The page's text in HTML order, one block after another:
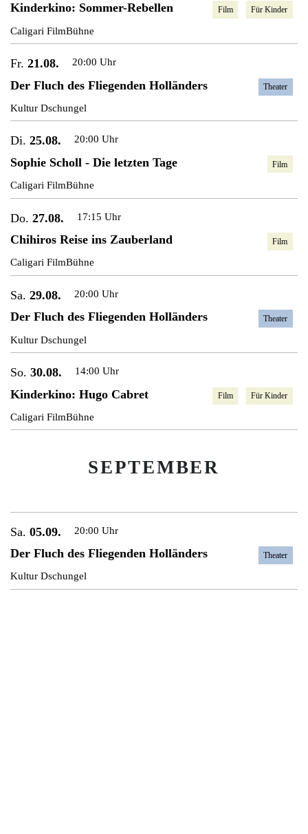
Kinderkino: Sommer-Rebellen
Caligari FilmBühne
Film Für Kinder
Fr. 21.08. 20:00 Uhr
Der Fluch des Fliegenden Holländers
Kultur Dschungel
Theater
Di. 25.08. 20:00 Uhr
Sophie Scholl - Die letzten Tage
Caligari FilmBühne
Film
Do. 27.08. 17:15 Uhr
Chihiros Reise ins Zauberland
Caligari FilmBühne
Film
Sa. 29.08. 20:00 Uhr
Der Fluch des Fliegenden Holländers
Kultur Dschungel
Theater
So. 30.08. 14:00 Uhr
Kinderkino: Hugo Cabret
Caligari FilmBühne
Film Für Kinder
SEPTEMBER
Sa. 05.09. 20:00 Uhr
Der Fluch des Fliegenden Holländers
Kultur Dschungel
Theater